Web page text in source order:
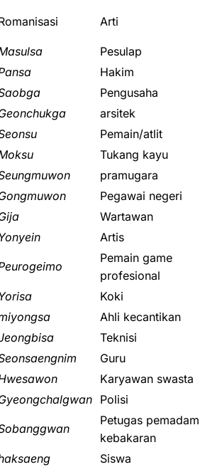
Arti
Pesulap
Hakim
Pengusaha
arsitek
Pemain/atlit
Tukang kayu
pramugara
Pegawai negeri
Wartawan
Artis
Pemain game
profesional
Koki
Ahli kecantikan
Teknisi
Guru
Karyawan swasta
Polisi
Petugas pemadam
kebakaran
Siswa